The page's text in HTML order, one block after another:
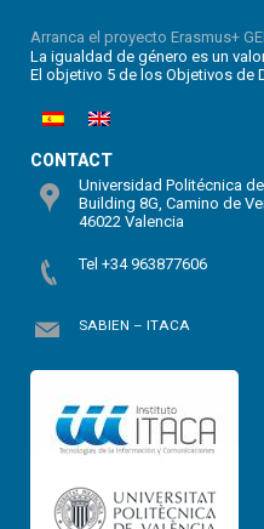
Arranca el proyecto Erasmus+
La igualdad de género es un
El objetivo 5 de los Objetivos de
CONTACT
Universidad Politécnica
Building 8G, Camino de
46022 Valencia
Tel +34 963877606
SABIEN – ITACA